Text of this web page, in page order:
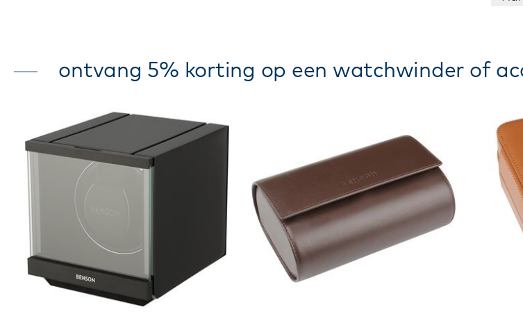
ontvang 5% korting op een watchwinder of